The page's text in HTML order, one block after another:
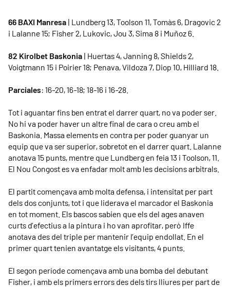
66 BAXI Manresa | Lundberg 13, Toolson 11, Tomàs 6, Dragovic 2
i Lalanne 15; Fisher 2, Lukovic, Jou 3, Sima 8 i Muñoz 6.
82 Kirolbet Baskonia | Huertas 4, Janning 8, Shields 2,
Voigtmann 15 i Poirier 18; Penava, Vildoza 7, Diop 10, Hilliard 18.
Parciales: 16-20, 16-18; 18-16 i 16-28.
Tot i aguantar fins ben entrat el darrer quart, no va poder ser.
No hi va poder haver un altre final de cara o creu amb el
Baskonia. Massa elements en contra per poder guanyar un
equip que va ser superior, sobretot en el darrer quart. Lalanne
anotava 15 punts, mentre que Lundberg en feia 13 i Toolson, 11.
El Nou Congost es va enfadar molt amb les decisions arbitrals.
El partit començava amb molta defensa, i intensitat per part
dels dos conjunts, tot i que liderava el marcador el Baskonia
en tot moment. Els bascos sabien que els del ages anaven
curts d’efectius a la pintura i ho van aprofitar, però Iffe
anotava des del triple per mantenir l’equip endollat. En el
primer quart tenien avantatge els visitants, 4 punts.
El segon període començava amb una bomba del debutant
Fisher, i amb els primers errors des dels tirs lliures per part de